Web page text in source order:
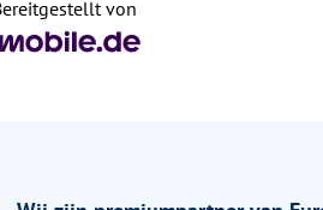
von